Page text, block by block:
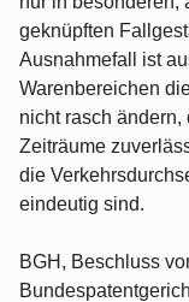
geknüpften
Ausnahmefall ist
Warenbereichen
nicht rasch
Zeiträume
die
eindeutig sind.
BGH, Beschluss